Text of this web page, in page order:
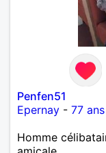
Penfen51
Epernay - 77 ans
Homme